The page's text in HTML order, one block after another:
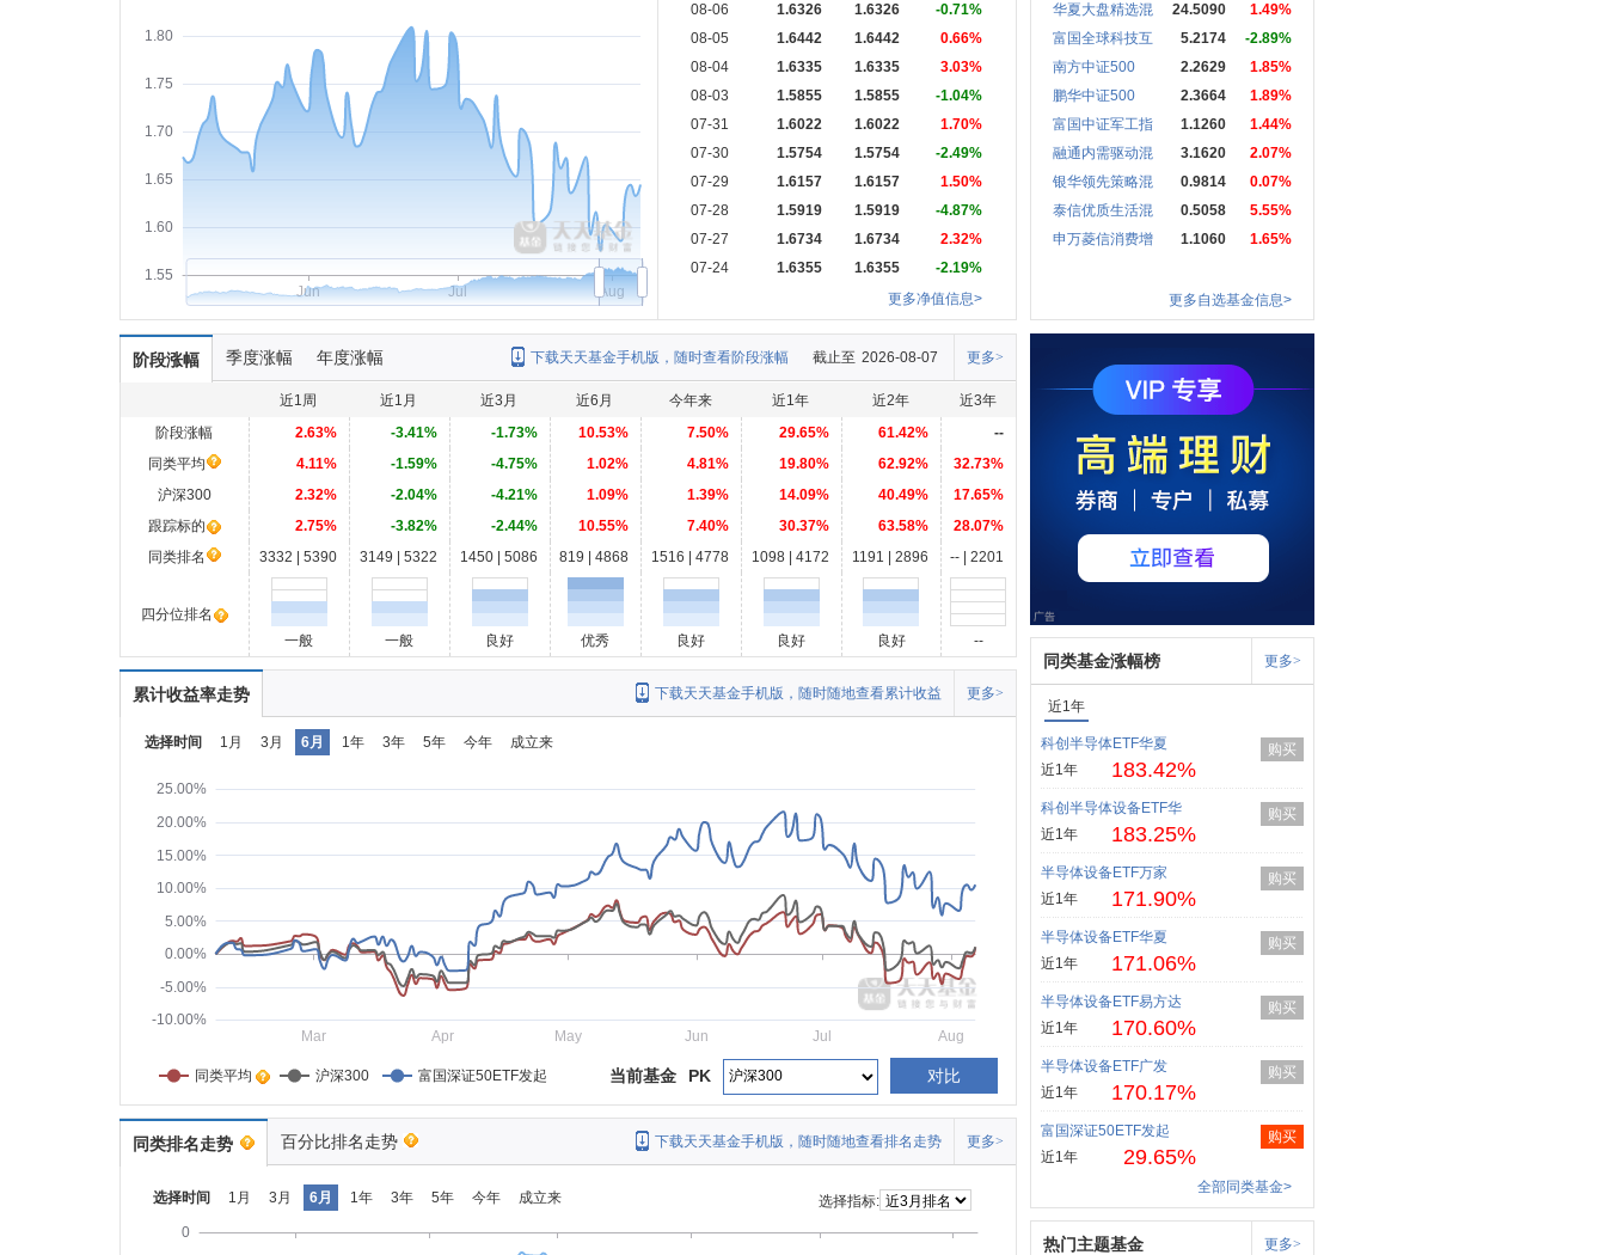
1.55
1.60
1.65
1.70
1.75
1.80
Jun Jul Aug
08-06
1.6326 1.6326
-0.71%
08-05
1.6442 1.6442
0.66%
08-04
1.6335 1.6335
3.03%
08-03
1.5855 1.5855
-1.04%
07-31
1.6022 1.6022
1.70%
07-30
1.5754 1.5754
-2.49%
07-29
1.6157 1.6157
1.50%
07-28
1.5919 1.5919
-4.87%
07-27
1.6734 1.6734
2.32%
07-24
1.6355 1.6355
-2.19%
更多净值信息>
华夏大盘精选混
24.5090
1.49%
富国全球科技互
5.2174
-2.89%
南方中证500
2.2629
1.85%
鹏华中证500
2.3664
1.89%
富国中证军工指
1.1260
1.44%
融通内需驱动混
3.1620
2.07%
银华领先策略混
0.9814
0.07%
泰信优质生活混
0.5058
5.55%
申万菱信消费增
1.1060 1.65%
更多自选基金信息>
阶段涨幅 季度涨幅 年度涨幅 更多>
截止至 2026-08-07
下载天天基金手机版，随时查看阶段涨幅
近1周 近1月 近3月 近6月 今年来 近1年 近2年
近3年
阶段涨幅
2.63% -3.41% -1.73% 10.53% 7.50% 29.65% 61.42%
--
同类平均
4.11% -1.59% -4.75% 1.02% 4.81% 19.80% 62.92%
32.73%
沪深300
2.32% -2.04% -4.21% 1.09% 1.39% 14.09% 40.49%
17.65%
跟踪标的
2.75% -3.82% -2.44% 10.55% 7.40% 30.37% 63.58%
28.07%
同类排名
3332 | 5390 3149 | 5322 1450 | 5086 819 | 4868 1516 | 4778 1098 | 4172 1191 | 2896 -- | 2201
四分位排名
一般
一般 良好 优秀 良好 良好 良好 --
累计收益率走势 更多>
下载天天基金手机版，随时随地查看累计收益
选择时间 1月 3月 6月 1年 3年 5年 今年 成立来
-10.00%
-5.00%
0.00%
5.00%
10.00%
15.00%
20.00%
25.00%
Mar Apr May Jun Jul Aug
同类平均 沪深300 富国深证50ETF发起 对比
PK
当前基金
同类排名走势 百分比排名走势 更多>
下载天天基金手机版，随时随地查看排名走势
选择时间 1月 3月 6月 1年 3年 5年 今年 成立来
选择指标:
0
同类基金涨幅榜 更多>
近1年
科创半导体ETF华夏
近1年
183.42%
购买
科创半导体设备ETF华
近1年
183.25%
购买
半导体设备ETF万家
近1年
171.90%
购买
半导体设备ETF华夏
近1年
171.06%
购买
半导体设备ETF易方达
近1年
170.60%
购买
半导体设备ETF广发
近1年
170.17%
购买
富国深证50ETF发起
近1年
29.65%
购买
全部同类基金>
热门主题基金 更多>